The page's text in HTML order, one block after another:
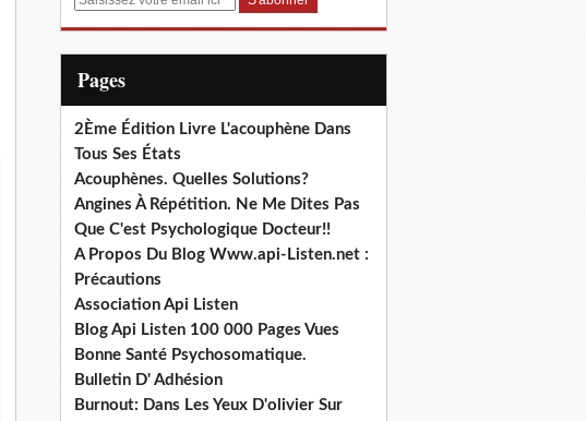
Pages
2Ème Édition Livre L'acouphène Dans
Tous Ses États
Acouphènes. Quelles Solutions?
Angines À Répétition. Ne Me Dites Pas
Que C'est Psychologique Docteur!!
A Propos Du Blog Www.api-Listen.net :
Précautions
Association Api Listen
Blog Api Listen 100 000 Pages Vues
Bonne Santé Psychosomatique.
Bulletin D' Adhésion
Burnout: Dans Les Yeux D'olivier Sur